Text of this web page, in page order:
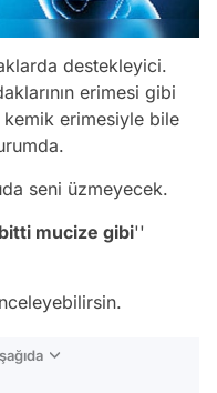
destekleyici.
erimesi gibi
kemik erimesiyle bile
seni üzmeyecek.
bitti mucize gibi''